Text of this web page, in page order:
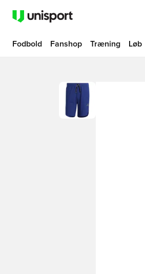
Fodbold Fanshop Træning Løb